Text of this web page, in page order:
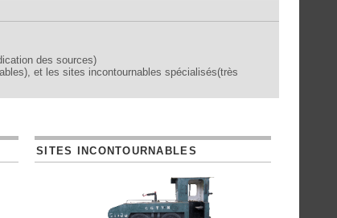
des sources)
et les sites incontournables spécialisés(très
SITES INCONTOURNABLES